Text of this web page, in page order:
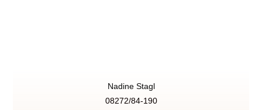
Nadine Stagl
08272/84-190